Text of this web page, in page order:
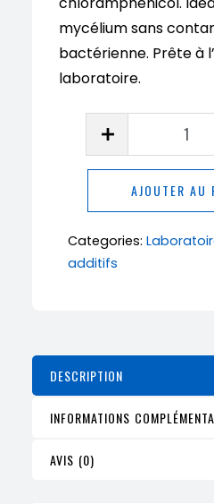
mycélium sans
bactérienne. Prête à
laboratoire.
AJOUTER AU
Categories:
additifs
DESCRIPTION
INFORMATIONS
AVIS (0)